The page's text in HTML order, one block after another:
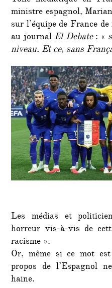
ministre espagnol,
sur l’équipe de France
au journal El Debate: «
niveau. Et ce, sans
Les médias et
horreur vis-à-vis de
racisme ».
Or, même si ce mot
propos de l’Espagnol
haine.